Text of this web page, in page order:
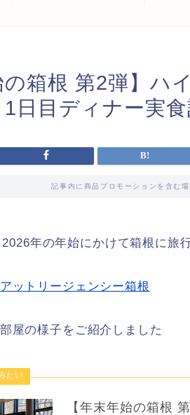
の箱根 第2弾】ハ
1日目ディナー実
記事内に商品プロモーションを含む
年の年始にかけて箱根に旅
ットリージェンシー箱根
屋の様子をご紹介しました
【年末年始の箱根